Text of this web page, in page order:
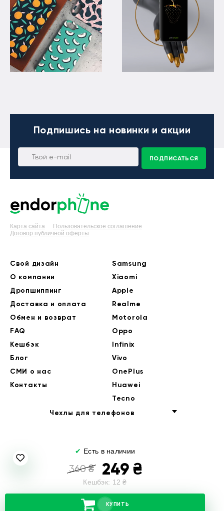
✔ Есть в наличии
360₴ 249 ₴
Кешбэк: 12 ₴
КУПИТЬ
Подпишись на новинки и акции
ПОДПИСАТЬСЯ
Карта сайта
Пользовательское соглашение
Договор публичной оферты
Свой дизайн
О компании
Дропшиппинг
Доставка и оплата
Обмен и возврат
FAQ
Кешбэк
Блог
СМИ о нас
Контакты
Samsung
Xiaomi
Apple
Realme
Motorola
Oppo
Infinix
Vivo
OnePlus
Huawei
Tecno
Чехлы для телефонов
© 2014-2026 EndorPhone